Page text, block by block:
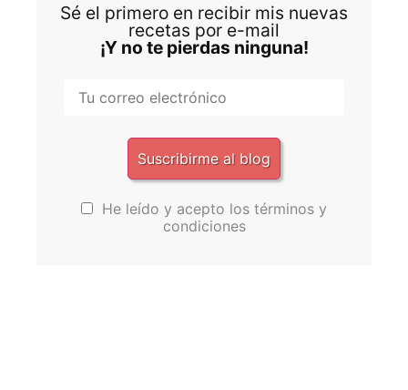
Sé el primero en recibir mis nuevas
recetas por e-mail
¡Y no te pierdas ninguna!
He leído y acepto los términos y
condiciones